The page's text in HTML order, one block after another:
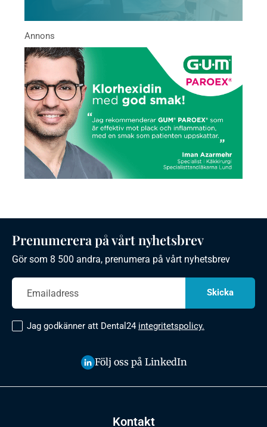
Kontakt
Prenumerera på vårt nyhetsbrev
Gör som 8 500 andra, prenumera på vårt nyhetsbrev
Jag godkänner att Dental24 integritetspolicy.
Följ oss på LinkedIn